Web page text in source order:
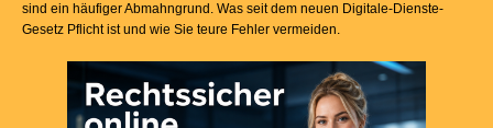
sind ein häufiger Abmahngrund. Was seit dem neuen Digitale-Dienste-
Gesetz Pflicht ist und wie Sie teure Fehler vermeiden.